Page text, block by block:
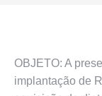
OBJETO: A
implantação de